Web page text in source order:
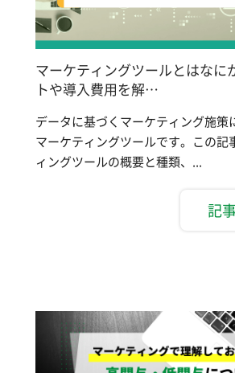
マーケティングツールとはなに
トや導入費用を解…
データに基づくマーケティング施策
マーケティングツールです。この記
ィングツールの概要と種類、...
記